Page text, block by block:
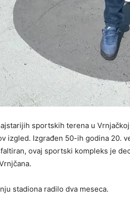
sportskih terena u
izgled. Izgrađen 50-ih godina 20.
ovaj sportski kompleks je
stadiona radilo dva meseca.